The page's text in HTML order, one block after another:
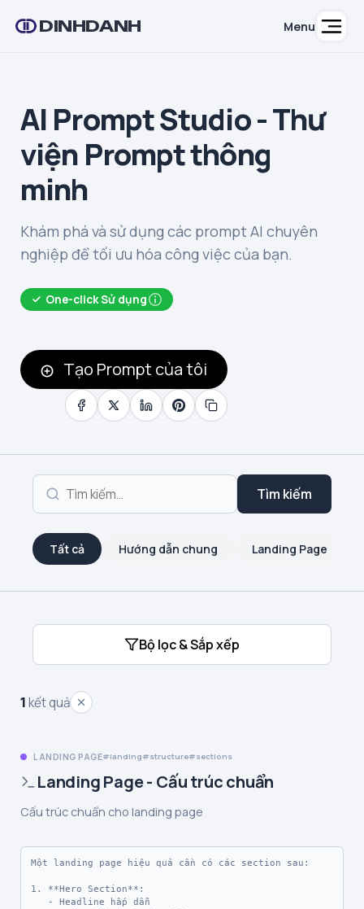
DINHDANH Menu
AI Prompt Studio - Thư
viện Prompt thông
minh
Khám phá và sử dụng các prompt AI chuyên
nghiệp để tối ưu hóa công việc của bạn.
One-click Sử dụng
Tạo Prompt của tôi
Tìm kiếm
Tất cả Hướng dẫn chung Landing Page
Bộ lọc & Sắp xếp
1kết quả
LANDING PAGE landing structure sections
Landing Page - Cấu trúc chuẩn
Cấu trúc chuẩn cho landing page
Một landing page hiệu quả cần có các section sau:
1. **Hero Section**: